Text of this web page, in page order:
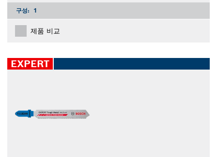
구성: 1
제품 비교
EXPERT